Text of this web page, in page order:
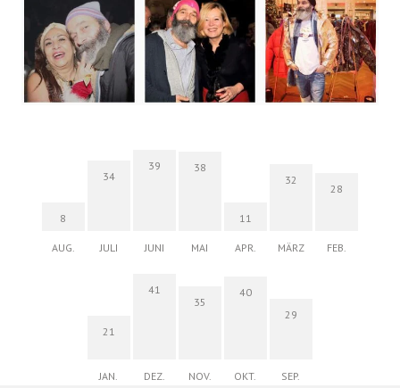
8
AUG.
34
JULI
39
JUNI
38
MAI
11
APR.
32
MÄRZ
28
FEB.
21
JAN.
41
DEZ.
35
NOV.
40
OKT.
29
SEP.